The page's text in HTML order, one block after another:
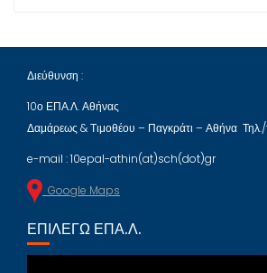
Διεύθυνση :
10ο ΕΠΑ.Λ. Αθήνας
Δαμάρεως & Τιμοθέου – Παγκράτι – Αθήνα
e-mail : 10epal-athin(at)sch(dot)gr
Google Maps
ΕΠΙΛΈΓΩ ΕΠΑ.Λ.